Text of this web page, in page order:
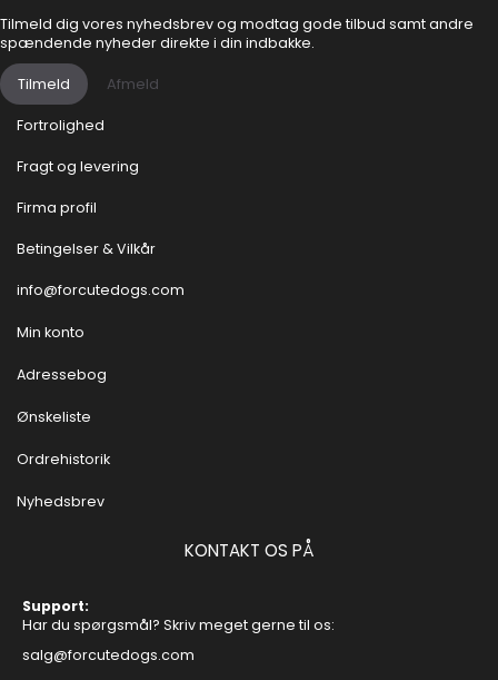
Tilmeld dig vores nyhedsbrev og modtag gode tilbud samt andre
spændende nyheder direkte i din indbakke.
Tilmeld Afmeld
Fortrolighed
Fragt og levering
Firma profil
Betingelser & Vilkår
info@forcutedogs.com
Min konto
Adressebog
Ønskeliste
Ordrehistorik
Nyhedsbrev
KONTAKT OS PÅ
Support:
Har du spørgsmål? Skriv meget gerne til os:
salg@forcutedogs.com